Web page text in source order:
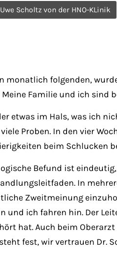
Scholtz von der HNO-KLinik
monatlich folgenden,
Meine Familie und ich sind
etwas im Hals, was ich
Proben. In den vier
beim Schlucken
Befund ist
In
Zweitmeinung
und ich fahren hin. Der
hat. Auch beim
fest, wir vertrauen Dr.